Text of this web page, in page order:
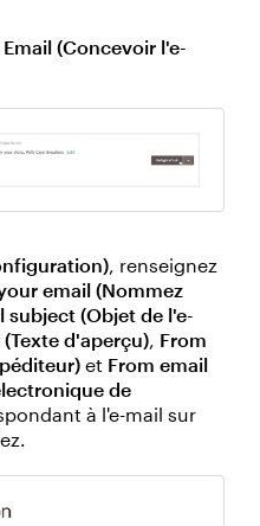
Email (Concevoir l'e-
, renseignez
email (Nommez
subject (Objet de l'e-
(Texte d'aperçu), From
et From email
de
à l'e-mail sur